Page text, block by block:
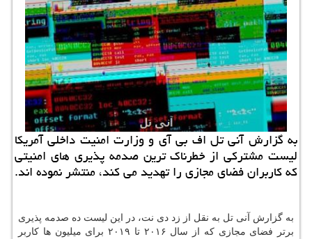
به گزارش آنی تل اف بی آی و وزارت امنیت داخلی آمریكا
لیست مشتركی از خطرناك ترین صدمه پذیری های امنیتی
كه كاربران فضای مجازی را تهدید می كند، منتشر نموده اند.
به گزارش آنی تل به نقل از زد دی نت، در این لیست ده صدمه پذیری
برتر فضای مجازی که از سال ۲۰۱۶ تا ۲۰۱۹ برای میلیون ها کاربر